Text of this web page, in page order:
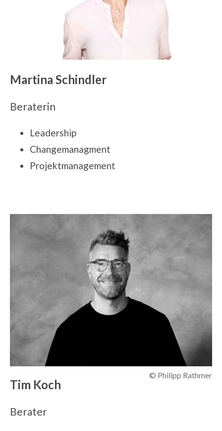
Martina Schindler
Beraterin
Leadership
Changemanagment
Projektmanagement
© Philipp Rathmer
Tim Koch
Berater